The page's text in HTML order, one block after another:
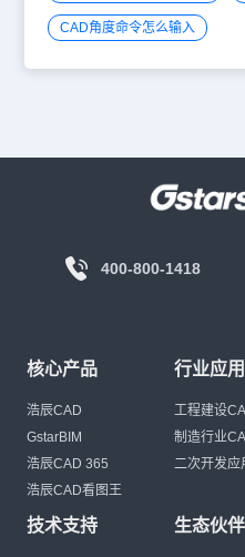
CAD角度命令怎么输入
400-800-1418
核心产品
浩辰CAD
GstarBIM
浩辰CAD 365
浩辰CAD看图王
行业应用
工程建设
制造行业
二次开发应
技术支持 生态伙伴